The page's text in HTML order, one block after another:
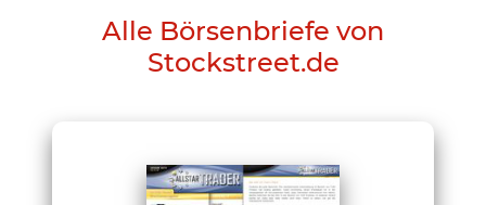
Alle Börsenbriefe von
Stockstreet.de